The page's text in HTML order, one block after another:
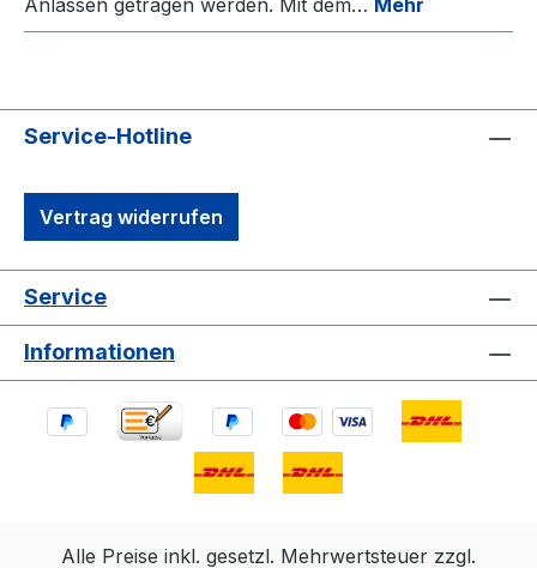
Anlässen getragen werden. Mit dem… Mehr
Service-Hotline
Vertrag widerrufen
Service
Informationen
Alle Preise inkl. gesetzl. Mehrwertsteuer zzgl.